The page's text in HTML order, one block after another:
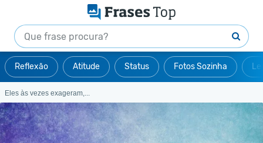
Reflexão Atitude Status Fotos Sozinha
Eles às vezes exageram,...